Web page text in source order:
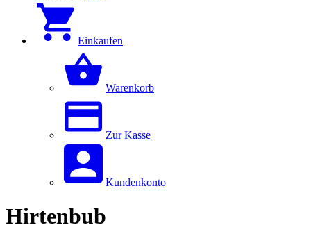
Einkaufen
Warenkorb
Zur Kasse
Kundenkonto
Hirtenbub